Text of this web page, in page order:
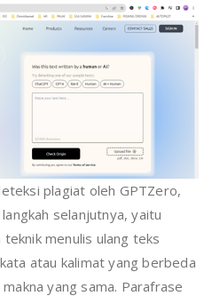
plagiat oleh GPTZero,
selanjutnya, yaitu
menulis ulang teks
atau kalimat yang berbeda
yang sama. Parafrase